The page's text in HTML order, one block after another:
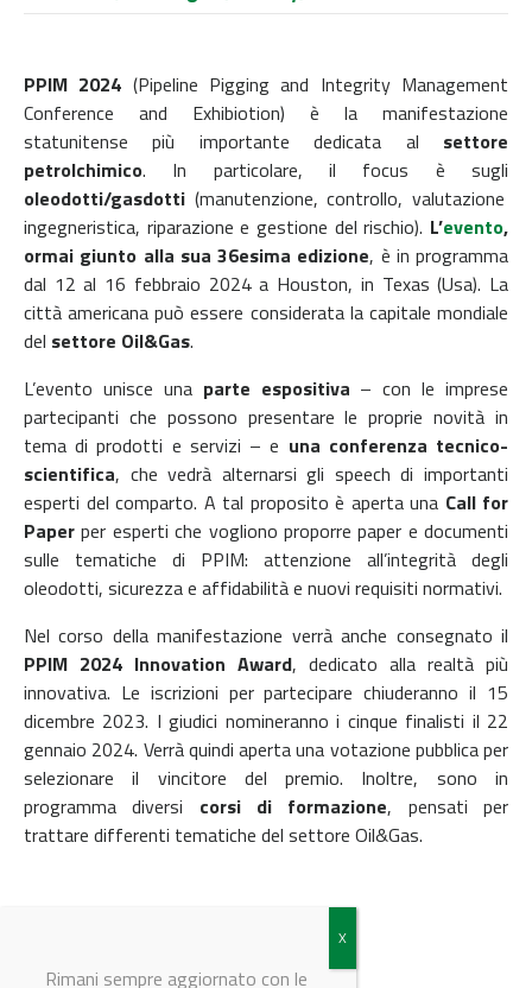
PPIM 2024 (Pipeline Pigging and Integrity Management
Conference and Exhibiotion) è la manifestazione
statunitense più importante dedicata al settore
petrolchimico. In particolare, il focus è sugli
oleodotti/gasdotti (manutenzione, controllo, valutazione
ingegneristica, riparazione e gestione del rischio). L’evento,
ormai giunto alla sua 36esima edizione, è in programma
dal 12 al 16 febbraio 2024 a Houston, in Texas (Usa). La
città americana può essere considerata la capitale mondiale
del settore Oil&Gas.
L’evento unisce una parte espositiva – con le imprese
partecipanti che possono presentare le proprie novità in
tema di prodotti e servizi – e una conferenza tecnico-
scientifica, che vedrà alternarsi gli speech di importanti
esperti del comparto. A tal proposito è aperta una Call for
Paperper esperti che vogliono proporre paper e documenti
sulle tematiche di PPIM: attenzione all’integrità degli
oleodotti, sicurezza e affidabilità e nuovi requisiti normativi.
Nel corso della manifestazione verrà anche consegnato il
PPIM 2024 Innovation Award, dedicato alla realtà più
innovativa. Le iscrizioni per partecipare chiuderanno il 15
dicembre 2023. I giudici nomineranno i cinque finalisti il ​​22
gennaio 2024. Verrà quindi aperta una votazione pubblica per
selezionare il vincitore del premio. Inoltre, sono in
programma diversi corsi di formazione, pensati per
trattare differenti tematiche del settore Oil&Gas.
Rimani sempre aggiornato con le